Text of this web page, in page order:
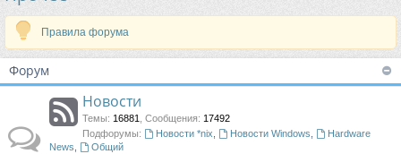
с
Правила форума
Форум
Новости
Темы: 16881 Сообщения: 17492
Подфорумы:
Новости *nix Новости Windows
Hardware
News
Общий